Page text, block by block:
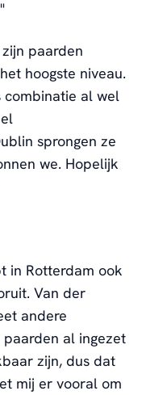
paarden
hoogste niveau.
combinatie al wel
sprongen ze
we. Hopelijk
in Rotterdam ook
Van der
andere
al ingezet
zijn, dus dat
mij er vooral om